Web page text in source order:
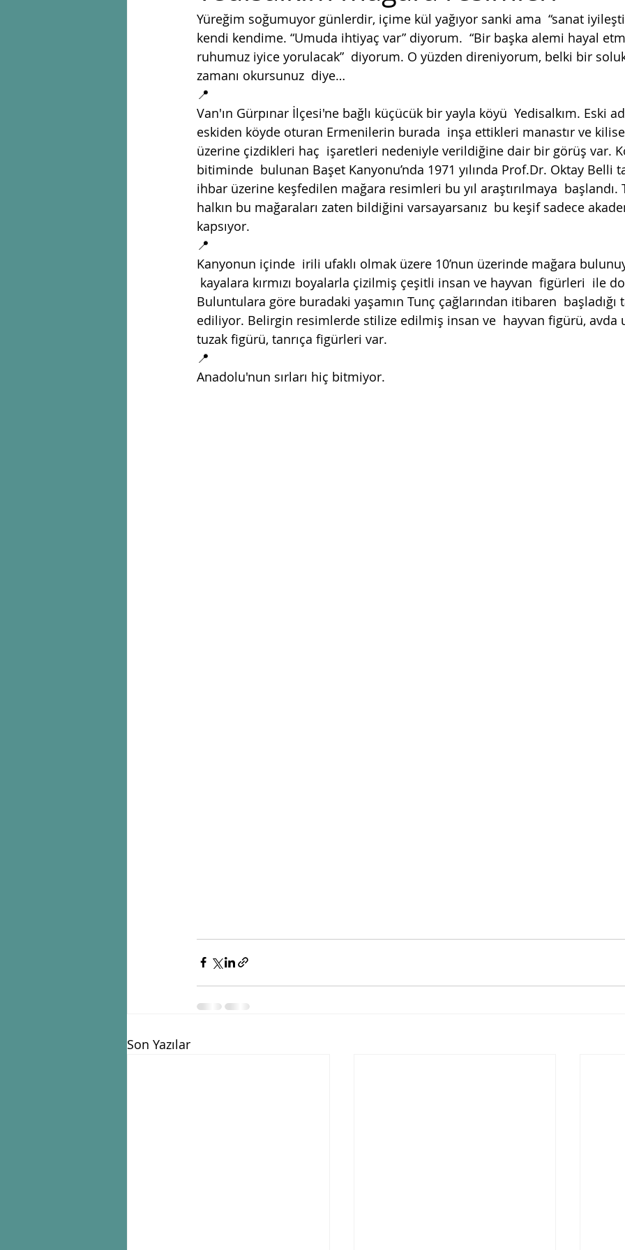
Yüreğim soğumuyor günlerdir, içime kül yağıyor sanki ama  “sanat
kendi kendime. “Umuda ihtiyaç var” diyorum.  “Bir başka alemi hayal
ruhumuz iyice yorulacak”  diyorum. O yüzden direniyorum, belki bir
zamanı okursunuz  diye…
📍
Van'ın Gürpınar İlçesi'ne bağlı küçücük bir yayla köyü  Yedisalkım. Eski
eskiden köyde oturan Ermenilerin burada  inşa ettikleri manastır ve
üzerine çizdikleri haç  işaretleri nedeniyle verildiğine dair bir görüş var.
bitiminde  bulunan Başet Kanyonu’nda 1971 yılında Prof.Dr. Oktay Belli
ihbar üzerine keşfedilen mağara resimleri bu yıl araştırılmaya  başlandı.
halkın bu mağaraları zaten bildiğini varsayarsanız  bu keşif sadece
kapsıyor.
📍
Kanyonun içinde  irili ufaklı olmak üzere 10’nun üzerinde mağara
kayalara kırmızı boyalarla çizilmiş çeşitli insan ve hayvan  figürleri  ile
Buluntulara göre buradaki yaşamın Tunç çağlarından itibaren  başladığı
ediliyor. Belirgin resimlerde stilize edilmiş insan ve  hayvan figürü, avda
tuzak figürü, tanrıça figürleri var.
📍
Anadolu'nun sırları hiç bitmiyor.
Son Yazılar